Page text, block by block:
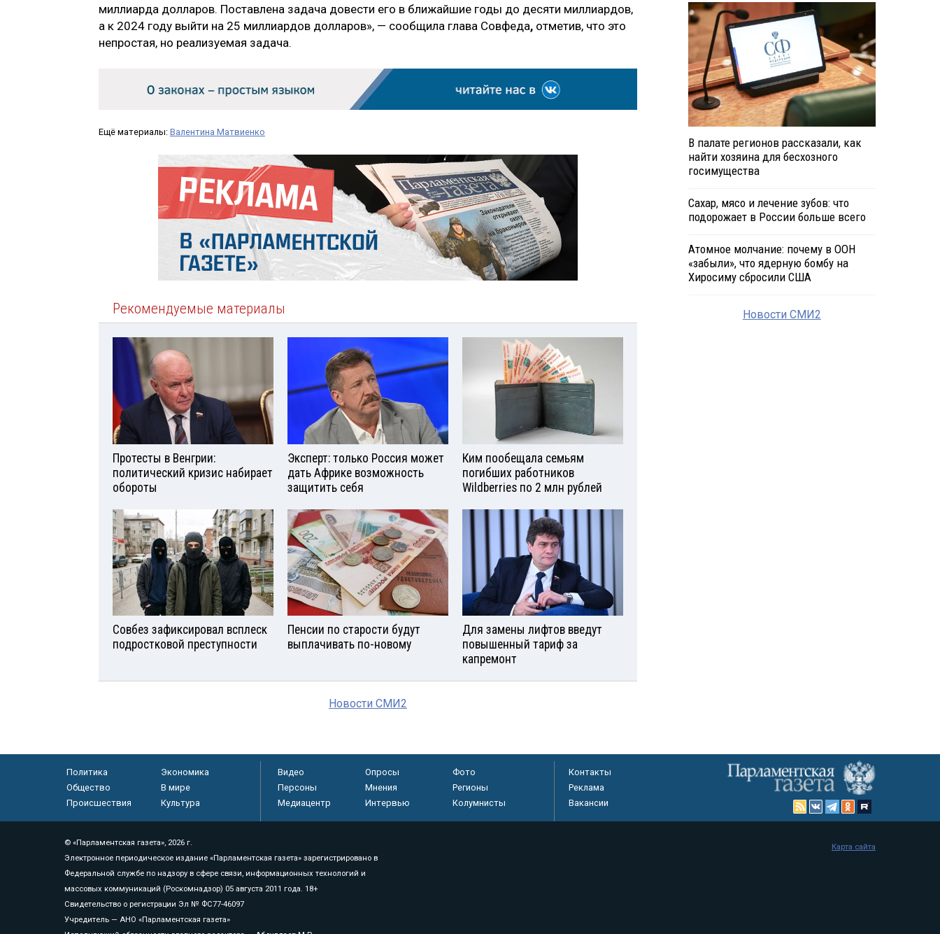
миллиарда долларов. Поставлена задача довести его в ближайшие годы до десяти миллиардов,
а к 2024 году выйти на 25 миллиардов долларов», — сообщила глава Совфеда, отметив, что это
непростая, но реализуемая задача.
Ещё материалы: Валентина Матвиенко
Рекомендуемые материалы
Протесты в Венгрии:
политический кризис набирает
обороты
Эксперт: только Россия может
дать Африке возможность
защитить себя
Ким пообещала семьям
погибших работников
Wildberries по 2 млн рублей
Совбез зафиксировал всплеск
подростковой преступности
Пенсии по старости будут
выплачивать по-новому
Для замены лифтов введут
повышенный тариф за
капремонт
Новости СМИ2
В палате регионов рассказали, как
найти хозяина для бесхозного
госимущества
Сахар, мясо и лечение зубов: что
подорожает в России больше всего
Атомное молчание: почему в ООН
«забыли», что ядерную бомбу на
Хиросиму сбросили США
Новости СМИ2
Политика
Экономика
Общество
В мире
Происшествия
Культура
Видео Опросы
Фото
Персоны
Мнения
Регионы
Медиацентр
Интервью Колумнисты
Контакты
Реклама
Вакансии
© «Парламентская газета», 2026 г.
Электронное периодическое издание «Парламентская газета» зарегистрировано в
Федеральной службе по надзору в сфере связи, информационных технологий и
массовых коммуникаций (Роскомнадзор) 05 августа 2011 года. 18+
Свидетельство о регистрации Эл № ФС77-46097
Учредитель — АНО «Парламентская газета»
Карта сайта